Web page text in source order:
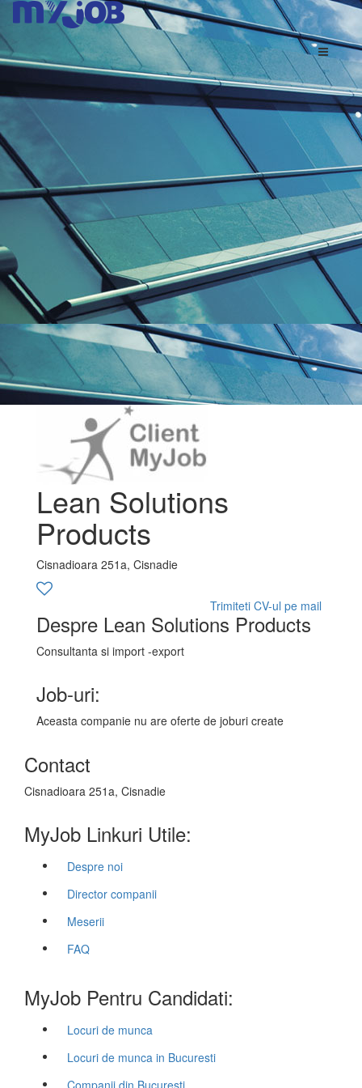
Lean Solutions
Products
Cisnadioara 251a, Cisnadie
Trimiteti CV-ul pe mail
Despre Lean Solutions Products
Consultanta si import -export
Job-uri:
Aceasta companie nu are oferte de joburi create
Contact
Cisnadioara 251a, Cisnadie
MyJob Linkuri Utile:
Despre noi
Director companii
Meserii
FAQ
MyJob Pentru Candidati:
Locuri de munca
Locuri de munca in Bucuresti
Companii din Bucuresti